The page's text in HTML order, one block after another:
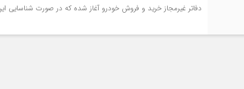
دفاتر غیرمجاز خرید و فروش خودرو آغاز شده که در صورت شناسایی